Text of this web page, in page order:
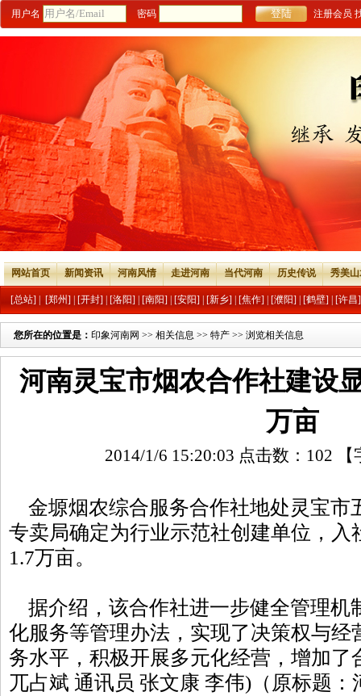
用户名 密码 注册会员
网站首页 新闻资讯 河南风情 走进河南 当代河南 历史传说 秀美
[总站] [郑州] [开封] [洛阳] [南阳] [安阳] [新乡] [焦作] [濮阳] [鹤壁] [许昌]
您所在的位置是： 印象河南网 >> 相关信息 >> 特产 >> 浏览相关信息
河南灵宝市烟农合作社建设
万亩
2014/1/6 15:20:03 点击数： 102
金塬烟农综合服务合作社地处灵宝市
专卖局确定为行业示范社创建单位，入
1.7万亩。
据介绍，该合作社进一步健全管理机
化服务等管理办法，实现了决策权与经
务水平，积极开展多元化经营，增加了
兀占斌 通讯员 张文康 李伟)（原标题